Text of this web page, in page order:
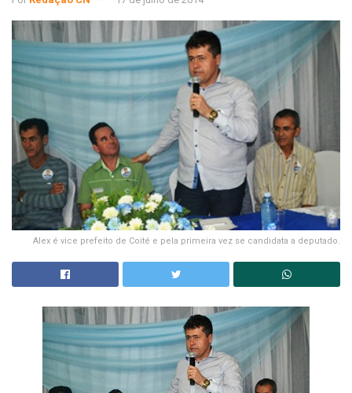
Alex é vice prefeito de Coité e pela primeira vez se candidata a deputado.